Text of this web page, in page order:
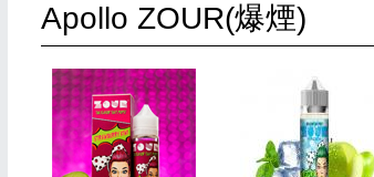
Apollo ZOUR(爆煙)